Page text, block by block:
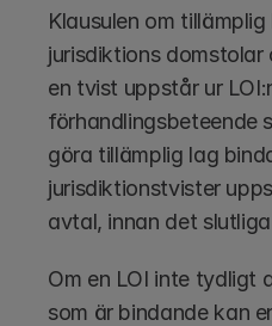
Klausulen om
jurisdiktions domstolar
en tvist uppstår ur
förhandlingsbeteende
göra tillämplig lag
jurisdiktionstvister
avtal, innan det
Om en LOI inte tydligt
som är bindande kan